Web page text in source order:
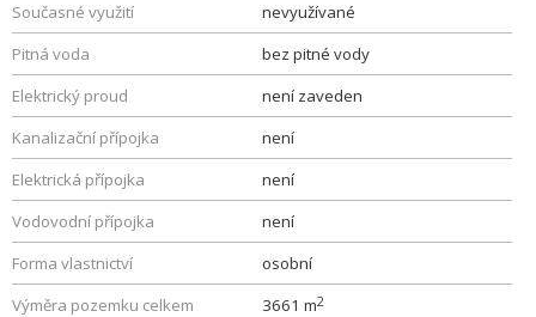
Současné využití
nevyužívané
Pitná voda
bez pitné vody
Elektrický proud
není zaveden
Kanalizační přípojka
není
Elektrická přípojka
není
Vodovodní přípojka
není
Forma vlastnictví
osobní
Výměra pozemku celkem
3661 m2